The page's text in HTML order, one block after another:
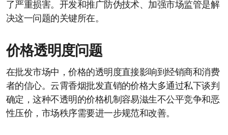
了严重损害。开发和推广防伪技术、加强市场监管是解
决这一问题的关键所在。
价格透明度问题
在批发市场中，价格的透明度直接影响到经销商和消费
者的信心。云霄香烟批发直销的价格大多通过私下谈判
确定，这种不透明的价格机制容易滋生不公平竞争和恶
性压价，市场秩序需要进一步规范和改善。